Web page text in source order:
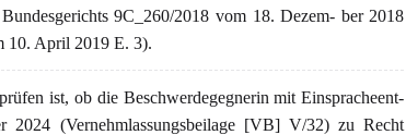
9C_260/2018 vom 18. Dezem- ber 2018
10. April 2019 E. 3).
ist, ob die Beschwerdegegnerin mit Einspracheent-
2024 (Vernehmlassungsbeilage [VB] V/32) zu Recht